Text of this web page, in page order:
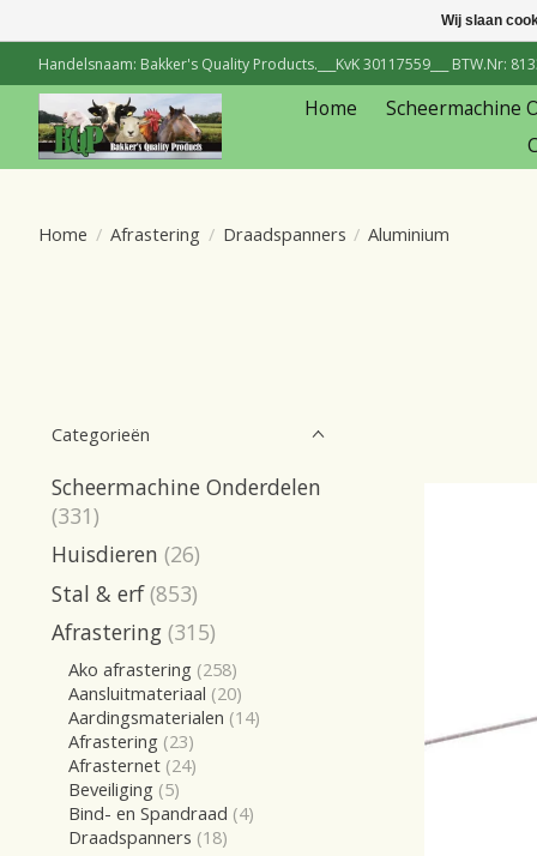
Handelsnaam: Bakker's Quality Products.___KvK 30117559___ BTW.Nr:
Home
Scheermachine
Home / Afrastering / Draadspanners / Aluminium
Categorieën
Scheermachine Onderdelen
(331)
Huisdieren (26)
Stal & erf (853)
Afrastering (315)
Ako afrastering (258)
Aansluitmateriaal (20)
Aardingsmaterialen (14)
Afrastering (23)
Afrasternet (24)
Beveiliging (5)
Bind- en Spandraad (4)
Draadspanners (18)
Wij slaan